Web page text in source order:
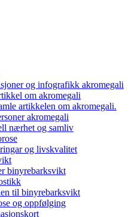
og infografikk akromegali
om akromegali
artikkelen om akromegali.
akromegali
nærhet og samliv
og livskvalitet
binyrebarksvikt
til binyrebarksvikt
og oppfølging